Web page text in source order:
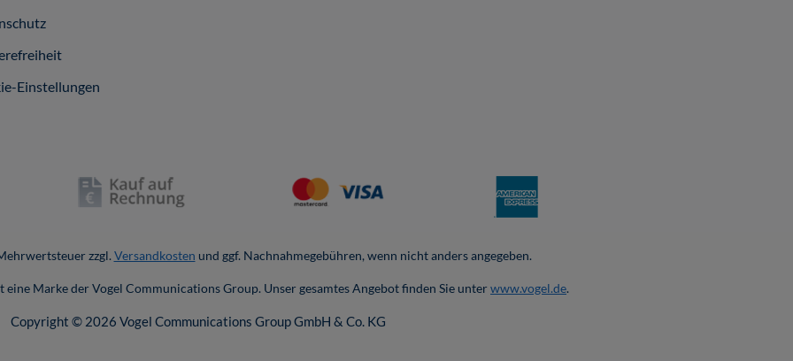
Einstellungen
zzgl. Versandkosten und ggf. Nachnahmegebühren, wenn nicht anders angegeben.
Marke der Vogel Communications Group. Unser gesamtes Angebot finden Sie unterwww.vogel.de.
Copyright © 2026 Vogel Communications Group GmbH & Co. KG